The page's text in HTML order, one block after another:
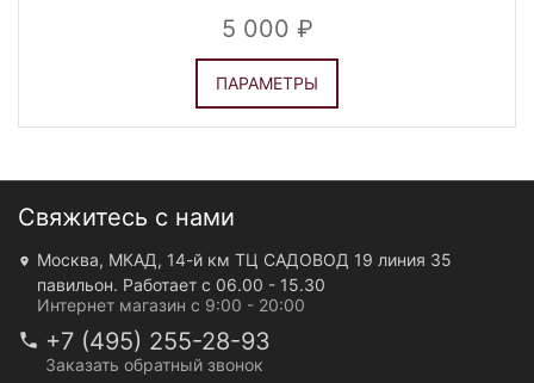
5 000
ПАРАМЕТРЫ
Свяжитесь с нами
Москва, МКАД, 14-й км ТЦ САДОВОД 19 линия 35
павильон. Работает с 06.00 - 15.30
Интернет магазин с 9:00 - 20:00
+7 (495) 255-28-93
Заказать обратный звонок